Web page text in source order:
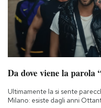
Da dove viene la parola
Ultimamente la si sente
Milano: esiste dagli anni